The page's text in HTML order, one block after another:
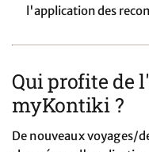
l'application des
Qui profite de
myKontiki ?
De nouveaux voyages/